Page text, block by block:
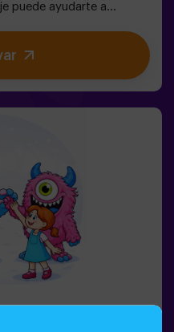
puede ayudarte a
y sumergirte en el
preparado para
de tu vida? ✨Juego